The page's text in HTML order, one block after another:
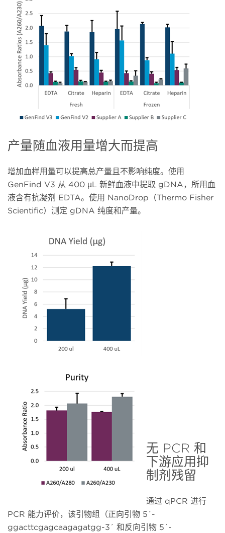
产量随血液用量增大而提高
增加血样用量可以提高总产量且不影响纯度。使用
GenFind V3 从 400 µL 新鲜血液中提取 gDNA，所用血
液含有抗凝剂 EDTA。使用 NanoDrop（Thermo Fisher
Scientific）测定 gDNA 纯度和产量。
无 PCR 和
下游应用抑
制剂残留
通过 qPCR 进行
PCR 能力评价，该引物组（正向引物 5´-
ggacttcgagcaagagatgg-3´ 和反向引物 5´-